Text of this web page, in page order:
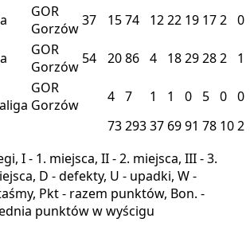
GOR
Gorzów37 1574 1222 19 172 0
GOR
Gorzów 54 2086 4 1829282 1
GOR
Gorzów
4 7 1 1 0 5 0 0
7329337 6991 78 102
I - 1. miejsca, II - 2. miejsca, III - 3.
D - defekty, U - upadki, W -
Pkt - razem punktów, Bon. -
punktów w wyścigu